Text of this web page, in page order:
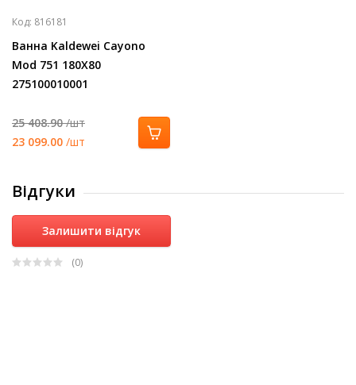
Код: 816181
Ванна Kaldewei Cayono
Mod 751 180X80
275100010001
25 408.90/шт
23 099.00 /шт
Відгуки
(0)
Залишити відгук